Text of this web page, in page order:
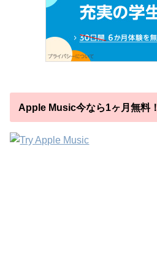
Apple Music今なら1ヶ月無料！